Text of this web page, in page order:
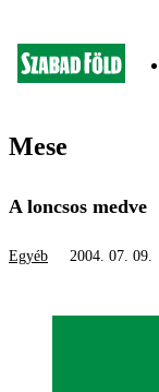
Mese
A loncsos medve
Egyéb 2004. 07. 09.